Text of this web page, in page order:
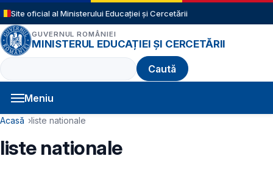
Sari la conținutul principal
Site oficial al Ministerului Educației și Cercetării
GUVERNUL ROMÂNIEI
MINISTERUL EDUCAȚIEI ȘI CERCETĂRII
Caută
Meniu
Navigație principală
Cale de navigare
Acasă liste nationale
liste nationale